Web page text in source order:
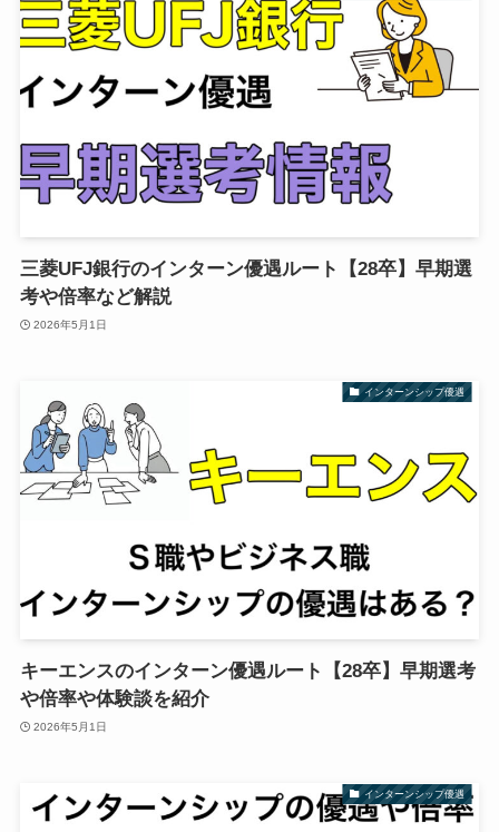
三菱UFJ銀行のインターン優遇ルート【28卒】早期選
考や倍率など解説
2026年5月1日
インターンシップ優遇
キーエンスのインターン優遇ルート【28卒】早期選考
や倍率や体験談を紹介
2026年5月1日
インターンシップ優遇